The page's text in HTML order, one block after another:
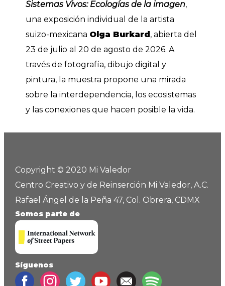
Sistemas Vivos: Ecologías de la imagen,
una exposición individual de la artista
suizo-mexicana Olga Burkard, abierta del
23 de julio al 20 de agosto de 2026. A
través de fotografía, dibujo digital y
pintura, la muestra propone una mirada
sobre la interdependencia, los ecosistemas
y las conexiones que hacen posible la vida.
Copyright © 2020 Mi Valedor
Centro Creativo y de Reinserción Mi Valedor, A.C.
Rafael Ángel de la Peña 47, Col. Obrera, CDMX
Somos parte de
Síguenos